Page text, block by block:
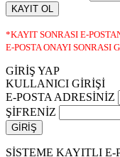
KAYIT OL
*KAYIT SONRASI E-
E-POSTA ONAYI SONRASI
GİRİŞ YAP
KULLANICI GİRİŞİ
E-POSTA ADRESİNİZ
ŞİFRENİZ
SİSTEME KAYITLI E-